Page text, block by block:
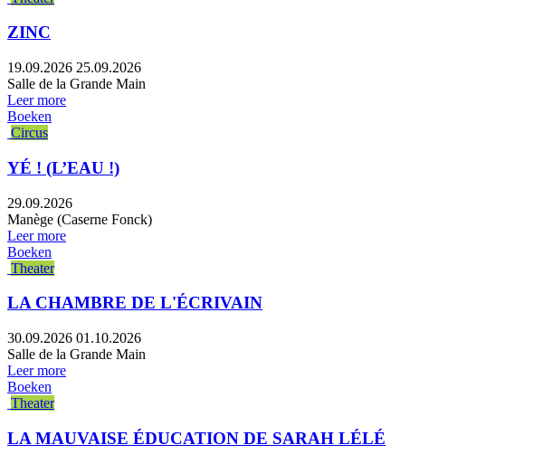
ZINC
19.09.2026 25.09.2026
Salle de la Grande Main
Leer more
Boeken
Circus
YÉ ! (L’EAU !)
29.09.2026
Manège (Caserne Fonck)
Leer more
Boeken
Theater
LA CHAMBRE DE L'ÉCRIVAIN
30.09.2026 01.10.2026
Salle de la Grande Main
Leer more
Boeken
Theater
LA MAUVAISE ÉDUCATION DE SARAH LÉLÉ